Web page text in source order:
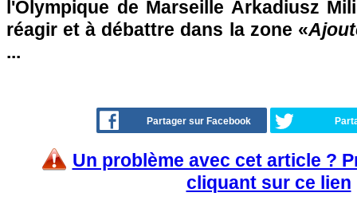
l'Olympique de Marseille Arkadiusz
réagir et à débattre dans la zone «
...
Partager sur Facebook
Un problème avec cet article ?
cliquant sur ce lien